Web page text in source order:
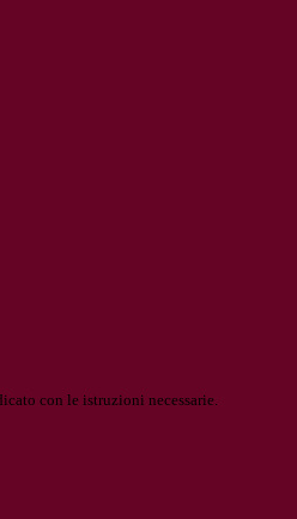
con le istruzioni necessarie.